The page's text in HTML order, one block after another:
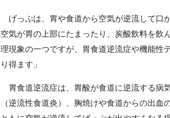
げっぷは、胃や食道から空気が逆流して口
空気が胃の上部にたまったり、炭酸飲料を飲
理現象の一つですが、胃食道逆流症や機能性
り得ます」
胃食道逆流症は、胃酸が食道に逆流する病
（逆流性食道炎）、胸焼けや食道からの出